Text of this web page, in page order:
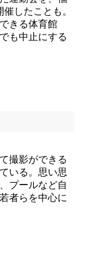
したことも。
きる体育館
も中止にする
撮影ができる
いる。思い思
プールなど自
者らを中心に